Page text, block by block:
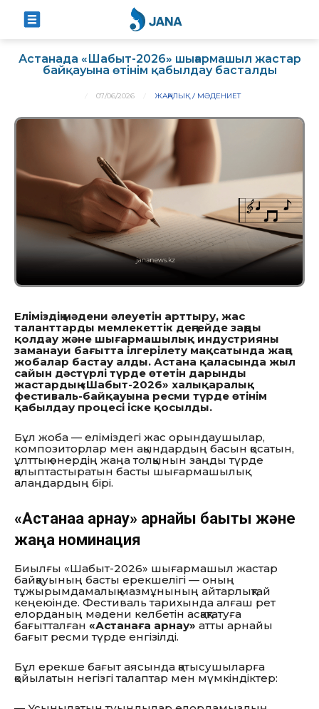
Астанада «Шабыт-2026» шығармашыл жастар
байқауына өтінім қабылдау басталды
07/06/2026 ЖАҢАЛЫҚ МӘДЕНИЕТ
Еліміздің мәдени әлеуетін арттыру, жас
таланттарды мемлекеттік деңгейде заңды
қолдау және шығармашылық индустрияны
заманауи бағытта ілгерілету мақсатында жаңа
жобалар бастау алды. Астана қаласында жыл
сайын дәстүрлі түрде өтетін дарынды
жастардың «Шабыт-2026» халықаралық
фестиваль-байқауына ресми түрде өтінім
қабылдау процесі іске қосылды.
Бұл жоба — еліміздегі жас орындаушылар,
композиторлар мен ақындардың басын қосатын,
ұлттық өнердің жаңа толқынын заңды түрде
қалыптастыратын басты шығармашылық
алаңдардың бірі.
«Астанаға арнау» арнайы бағыты және
жаңа номинация
Биылғы «Шабыт-2026» шығармашыл жастар
байқауының басты ерекшелігі — оның
тұжырымдамалық мазмұнының айтарлықтай
кеңеюінде. Фестиваль тарихында алғаш рет
елорданың мәдени келбетін асқақтатуға
бағытталған «Астанаға арнау» атты арнайы
бағыт ресми түрде енгізілді.
Бұл ерекше бағыт аясында қатысушыларға
қойылатын негізгі талаптар мен мүмкіндіктер: